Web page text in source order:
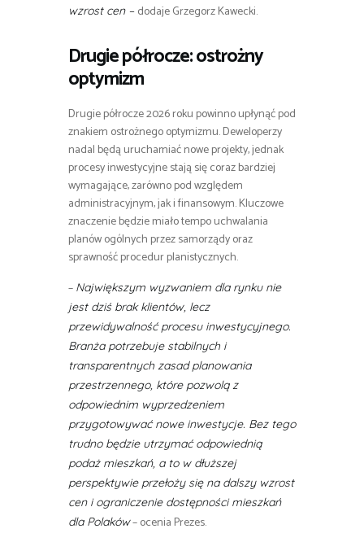
wzrost cen – dodaje Grzegorz Kawecki.
Drugie półrocze: ostrożny
optymizm
Drugie półrocze 2026 roku powinno upłynąć pod
znakiem ostrożnego optymizmu. Deweloperzy
nadal będą uruchamiać nowe projekty, jednak
procesy inwestycyjne stają się coraz bardziej
wymagające, zarówno pod względem
administracyjnym, jak i finansowym. Kluczowe
znaczenie będzie miało tempo uchwalania
planów ogólnych przez samorządy oraz
sprawność procedur planistycznych.
– Największym wyzwaniem dla rynku nie
jest dziś brak klientów, lecz
przewidywalność procesu inwestycyjnego.
Branża potrzebuje stabilnych i
transparentnych zasad planowania
przestrzennego, które pozwolą z
odpowiednim wyprzedzeniem
przygotowywać nowe inwestycje. Bez tego
trudno będzie utrzymać odpowiednią
podaż mieszkań, a to w dłuższej
perspektywie przełoży się na dalszy wzrost
cen i ograniczenie dostępności mieszkań
dla Polaków– ocenia Prezes.